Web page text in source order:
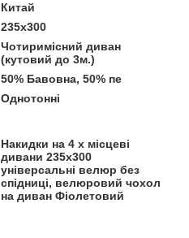
Китай
235х300
Чотиримісний диван
(кутовий до 3м.)
50% Бавовна, 50% пе
Однотонні
Накидки на 4 х місцеві
дивани 235х300
універсальні велюр без
спідниці, велюровий чохол
на диван Фіолетовий